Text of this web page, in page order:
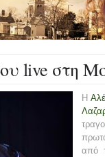
live στη
Η
από